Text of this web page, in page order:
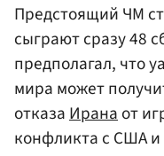
Предстоящий ЧМ
сыграют сразу 48
предполагал, что
мира может
отказаИранаот
конфликта с США и